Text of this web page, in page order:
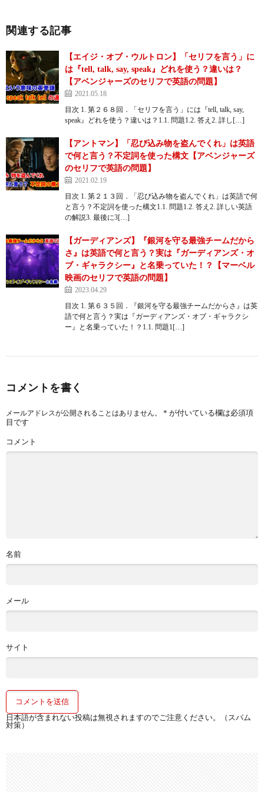
関連する記事
【エイジ・オブ・ウルトロン】「セリフを言う」に
は『tell, talk, say, speak』どれを使う？違いは？
【アベンジャーズのセリフで英語の問題】
2021.05.18
目次 1. 第２６８回．「セリフを言う」には『tell, talk, say,
speak』どれを使う？違いは？1.1. 問題1.2. 答え2. 詳し[…]
【アントマン】「忍び込み物を盗んでくれ」は英語
で何と言う？不定詞を使った構文【アベンジャーズ
のセリフで英語の問題】
2021.02.19
目次 1. 第２１３回．「忍び込み物を盗んでくれ」は英語で何
と言う？不定詞を使った構文1.1. 問題1.2. 答え2. 詳しい英語
の解説3. 最後に3[…]
【ガーディアンズ】『銀河を守る最強チームだから
さ』は英語で何と言う？実は『ガーディアンズ・オ
ブ・ギャラクシー』と名乗っていた！？【マーベル
映画のセリフで英語の問題】
2023.04.29
目次 1. 第６３５回．『銀河を守る最強チームだからさ』は英
語で何と言う？実は『ガーディアンズ・オブ・ギャラクシ
ー』と名乗っていた！？1.1. 問題1[…]
コメントを書く
メールアドレスが公開されることはありません。 * が付いている欄は必須項
目です
コメント
名前
メール
サイト
日本語が含まれない投稿は無視されますのでご注意ください。（スパム
対策）